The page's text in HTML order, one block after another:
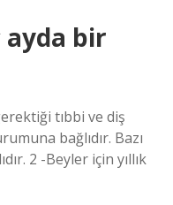
ayda bir
tıbbi ve diş
bağlıdır. Bazı
2 -Beyler için yıllık